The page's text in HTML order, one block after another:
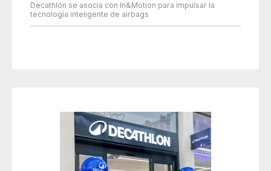
Decathlon se asocia con In&Motion para impulsar la
tecnología inteligente de airbags